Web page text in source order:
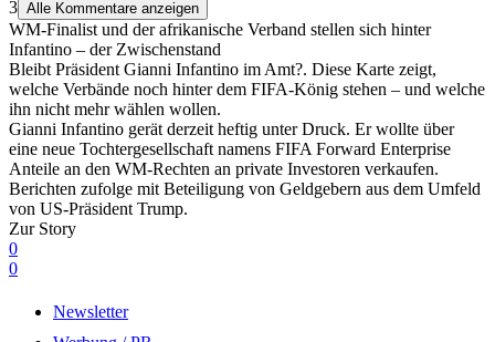
3 Alle Kommentare anzeigen
WM-Finalist und der afrikanische Verband stellen sich hinter
Infantino – der Zwischenstand
Bleibt Präsident Gianni Infantino im Amt?. Diese Karte zeigt,
welche Verbände noch hinter dem FIFA-König stehen – und welche
ihn nicht mehr wählen wollen.
Gianni Infantino gerät derzeit heftig unter Druck. Er wollte über
eine neue Tochtergesellschaft namens FIFA Forward Enterprise
Anteile an den WM-Rechten an private Investoren verkaufen.
Berichten zufolge mit Beteiligung von Geldgebern aus dem Umfeld
von US-Präsident Trump.
Zur Story
0
0
Newsletter